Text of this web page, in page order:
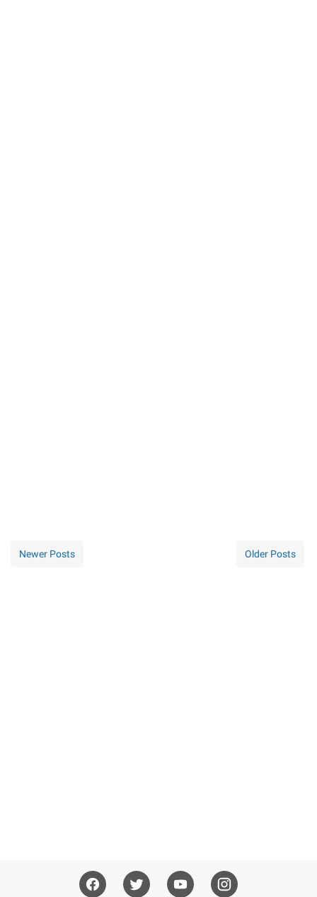
Newer Posts Older Posts